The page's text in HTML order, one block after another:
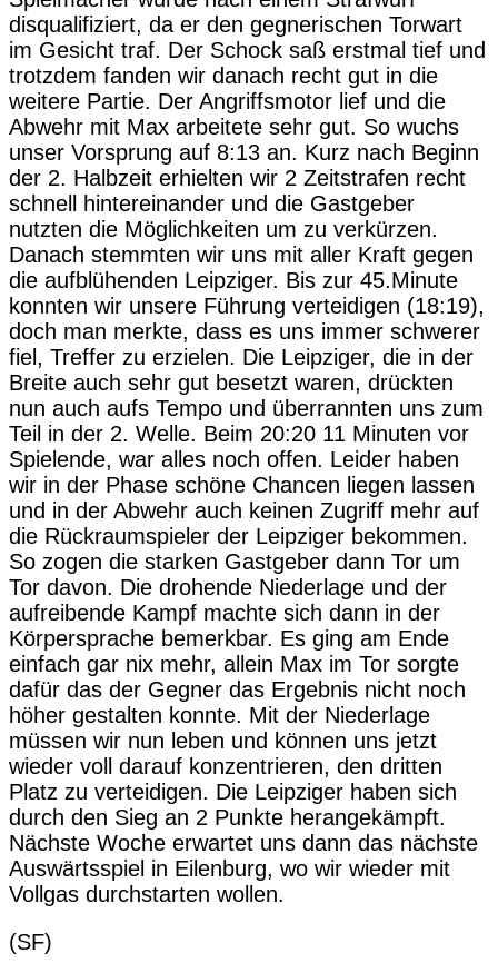
disqualifiziert, da er den gegnerischen Torwart
im Gesicht traf. Der Schock saß erstmal tief und
trotzdem fanden wir danach recht gut in die
weitere Partie. Der Angriffsmotor lief und die
Abwehr mit Max arbeitete sehr gut. So wuchs
unser Vorsprung auf 8:13 an. Kurz nach Beginn
der 2. Halbzeit erhielten wir 2 Zeitstrafen recht
schnell hintereinander und die Gastgeber
nutzten die Möglichkeiten um zu verkürzen.
Danach stemmten wir uns mit aller Kraft gegen
die aufblühenden Leipziger. Bis zur 45.Minute
konnten wir unsere Führung verteidigen (18:19),
doch man merkte, dass es uns immer schwerer
fiel, Treffer zu erzielen. Die Leipziger, die in der
Breite auch sehr gut besetzt waren, drückten
nun auch aufs Tempo und überrannten uns zum
Teil in der 2. Welle. Beim 20:20 11 Minuten vor
Spielende, war alles noch offen. Leider haben
wir in der Phase schöne Chancen liegen lassen
und in der Abwehr auch keinen Zugriff mehr auf
die Rückraumspieler der Leipziger bekommen.
So zogen die starken Gastgeber dann Tor um
Tor davon. Die drohende Niederlage und der
aufreibende Kampf machte sich dann in der
Körpersprache bemerkbar. Es ging am Ende
einfach gar nix mehr, allein Max im Tor sorgte
dafür das der Gegner das Ergebnis nicht noch
höher gestalten konnte. Mit der Niederlage
müssen wir nun leben und können uns jetzt
wieder voll darauf konzentrieren, den dritten
Platz zu verteidigen. Die Leipziger haben sich
durch den Sieg an 2 Punkte herangekämpft.
Nächste Woche erwartet uns dann das nächste
Auswärtsspiel in Eilenburg, wo wir wieder mit
Vollgas durchstarten wollen.
(SF)